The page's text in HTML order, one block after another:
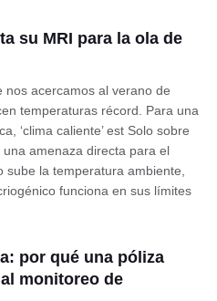
su MRI para la ola de
nos acercamos al verano de
temperaturas récord. Para una
‘clima caliente’ est Solo sobre
amenaza directa para el
la temperatura ambiente,
funciona en sus límites
por qué una póliza
monitoreo de